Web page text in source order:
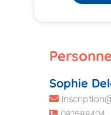
Sophie